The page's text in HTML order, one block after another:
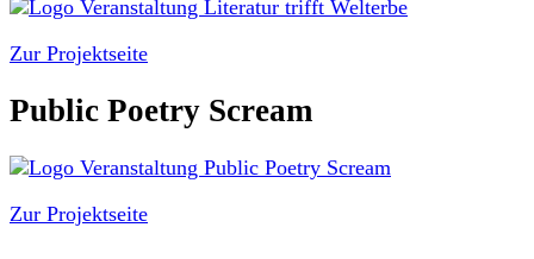
Zur Projektseite
Public Poetry Scream
Zur Projektseite